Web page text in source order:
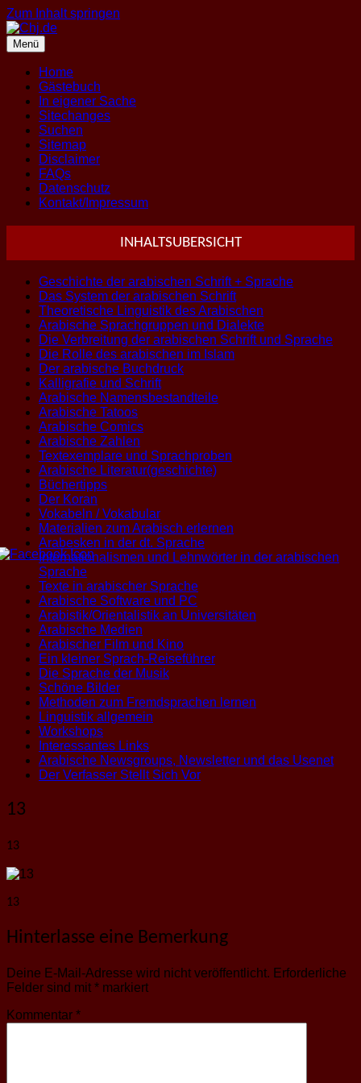
Zum Inhalt springen
Menü
Home
Gästebuch
In eigener Sache
Sitechanges
Suchen
Sitemap
Disclaimer
FAQs
Datenschutz
Kontakt/Impressum
INHALTSUBERSICHT
Geschichte der arabischen Schrift + Sprache
Das System der arabischen Schrift
Theoretische Linguistik des Arabischen
Arabische Sprachgruppen und Dialekte
Die Verbreitung der arabischen Schrift und Sprache
Die Rolle des arabischen im Islam
Der arabische Buchdruck
Kalligrafie und Schrift
Arabische Namensbestandteile
Arabische Tatoos
Arabische Comics
Arabische Zahlen
Textexemplare und Sprachproben
Arabische Literatur(geschichte)
Büchertipps
Der Koran
Vokabeln / Vokabular
Materialien zum Arabisch erlernen
Arabesken in der dt. Sprache
Internationalismen und Lehnwörter in der arabischen
Sprache
Texte in arabischer Sprache
Arabische Software und PC
Arabistik/Orientalistik an Universitäten
Arabische Medien
Arabischer Film und Kino
Ein kleiner Sprach-Reiseführer
Die Sprache der Musik
Schöne Bilder
Methoden zum Fremdsprachen lernen
Linguistik allgemein
Workshops
Interessantes Links
Arabische Newsgroups, Newsletter und das Usenet
Der Verfasser Stellt Sich Vor
13
13
13
Hinterlasse eine Bemerkung
Deine E-Mail-Adresse wird nicht veröffentlicht. Erforderliche
Felder sind mit * markiert
Kommentar *